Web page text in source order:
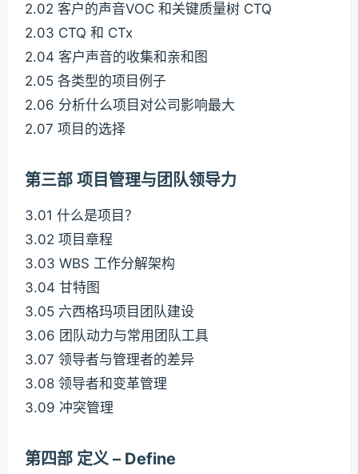
2.02 客户的声音VOC 和关键质量树 CTQ
2.03 CTQ 和 CTx
2.04 客户声音的收集和亲和图
2.05 各类型的项目例子
2.06 分析什么项目对公司影响最大
2.07 项目的选择
第三部 项目管理与团队领导力
3.01 什么是项目？
3.02 项目章程
3.03 WBS 工作分解架构
3.04 甘特图
3.05 六西格玛项目团队建设
3.06 团队动力与常用团队工具
3.07 领导者与管理者的差异
3.08 领导者和变革管理
3.09 冲突管理
第四部 定义 – Define